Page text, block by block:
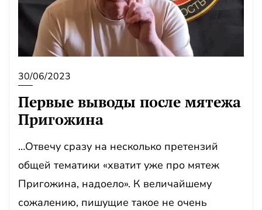
30/06/2023
Первые выводы после мятежа
Пригожина
…Отвечу сразу на несколько претензий
общей тематики «хватит уже про мятеж
Пригожина, надоело». К величайшему
сожалению, пишущие такое не очень